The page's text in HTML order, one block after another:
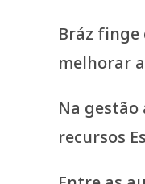
Bráz finge
melhorar
Na
recursos